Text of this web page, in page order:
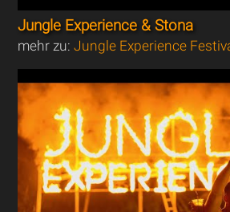
Jungle Experience & Stona
mehr zu:Jungle Experience